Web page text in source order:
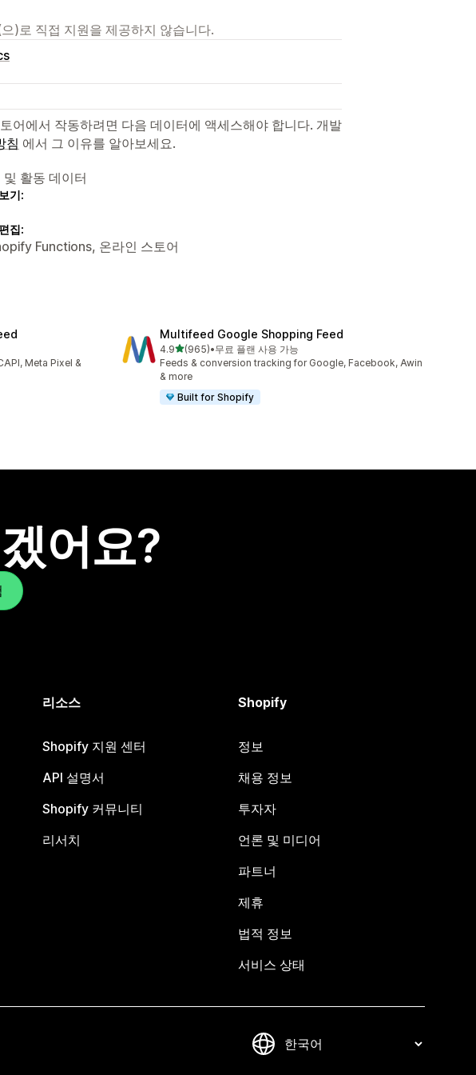
)로 직접 지원을 제공하지 않습니다.
어에서 작동하려면 다음 데이터에 액세스해야 합니다. 개발
침 에서 그 이유를 알아보세요.
활동 데이터
기:
집:
Functions, 온라인 스토어
Meta Pixel &
Multifeed Google Shopping Feed
4.9별 5개 중
(965)
총 리뷰 965개
•무료 플랜 사용 가능
Feeds & conversion tracking for Google, Facebook, Awin
& more
Built for Shopify
어요?
리소스
Shopify 지원 센터
API 설명서
Shopify 커뮤니티
리서치
Shopify
정보
채용 정보
투자자
언론 및 미디어
파트너
제휴
법적 정보
서비스 상태